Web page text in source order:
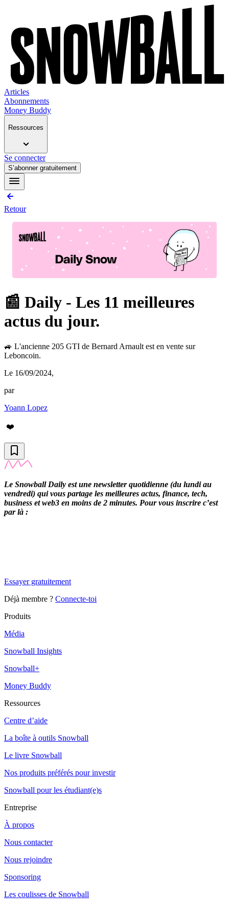
Articles
Abonnements
Money Buddy
Ressources
Se connecter
S’abonner gratuitement
Retour
📰 Daily - Les 11 meilleures
actus du jour.
🚙 L'ancienne 205 GTI de Bernard Arnault est en vente sur
Leboncoin.
Le 16/09/2024,
par
Yoann Lopez
❤️
Le Snowball Daily est une newsletter quotidienne (du lundi au
vendredi) qui vous partage les meilleures actus, finance, tech,
business et web3 en moins de 2 minutes. Pour vous inscrire c’est
par là :
Essayer gratuitement
Déjà membre ? Connecte-toi
Produits
Média
Snowball Insights
Snowball+
Money Buddy
Ressources
Centre d’aide
La boîte à outils Snowball
Le livre Snowball
Nos produits préférés pour investir
Snowball pour les étudiant(e)s
Entreprise
À propos
Nous contacter
Nous rejoindre
Sponsoring
Les coulisses de Snowball